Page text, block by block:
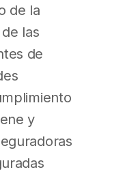
de la
las
de
y